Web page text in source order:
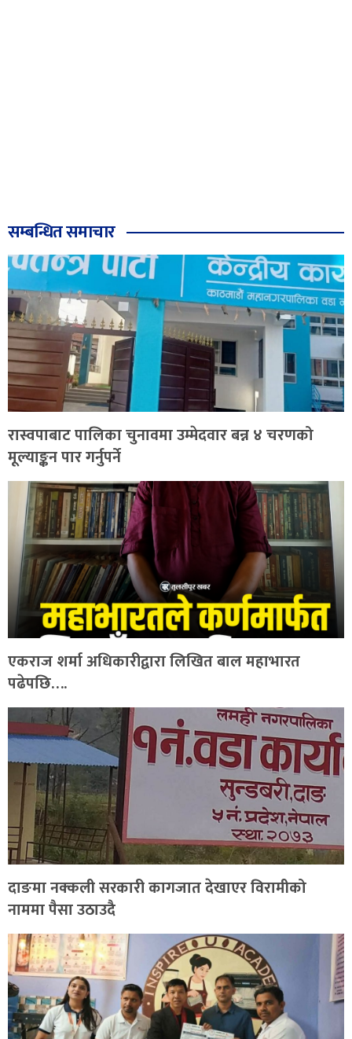
सम्बन्धित समाचार
रास्वपाबाट पालिका चुनावमा उम्मेदवार बन्न ४ चरणको
मूल्याङ्कन पार गर्नुपर्ने
एकराज शर्मा अधिकारीद्वारा लिखित बाल महाभारत
पढेपछि….
दाङमा नक्कली सरकारी कागजात देखाएर विरामीको
नाममा पैसा उठाउदै